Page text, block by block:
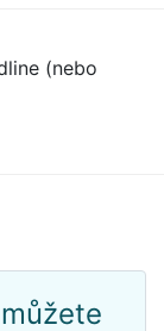
(nebo